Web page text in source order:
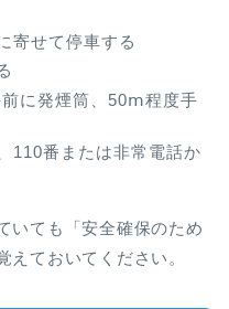
寄せて停車する
に発煙筒、50ⅿ程度手
110番または非常電話か
いても「安全確保のため
えておいてください。